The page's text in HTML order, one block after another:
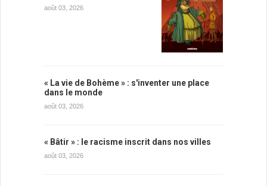
août 03, 2026
« La vie de Bohème » : s'inventer une place
dans le monde
août 03, 2026
« Bâtir » : le racisme inscrit dans nos villes
août 03, 2026